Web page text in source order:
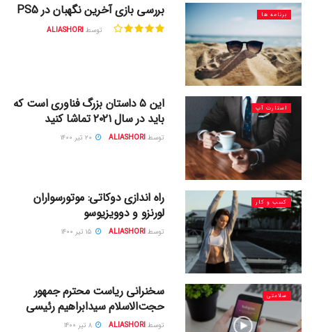
برنامه ها بررسی بازی آخرین نگهبان در PS5
توسط ALIASHORI
استارت آپ
این ۵ داستان بزرگ فناوری است که
باید در سال ۲۰۲۱ تماشا کنید
توسط ALIASHORI
کسب و کار
راه اندازی دوکاتی: موتورسواران
لورنزو و دوویزیوسو
توسط ALIASHORI
سلامتی
سخنرانی ریاست محترم جمهور
حجت‌الاسلام سیدابراهیم رئیسی
توسط ALIASHORI ۸ تیر ۱۴۰۰